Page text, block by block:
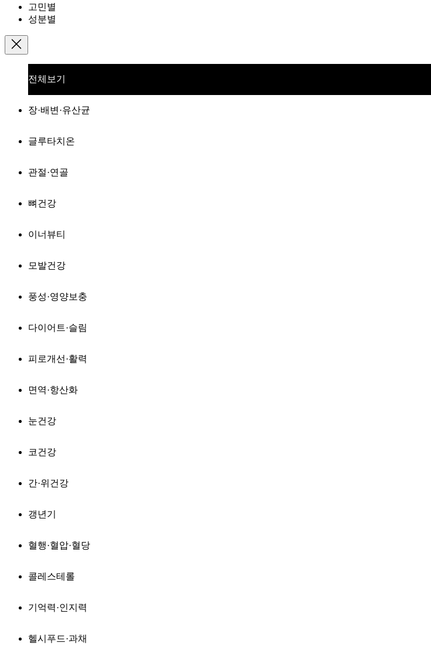
고민별
성분별
전체보기
장·배변·유산균
글루타치온
관절·연골
뼈건강
이너뷰티
모발건강
풍성·영양보충
다이어트·슬림
피로개선·활력
면역·항산화
눈건강
코건강
간·위건강
갱년기
혈행·혈압·혈당
콜레스테롤
기억력·인지력
헬시푸드·과채